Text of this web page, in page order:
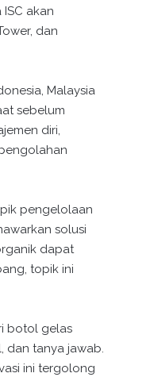
akan
dan
Malaysia
sebelum
diri,
pengelolaan
solusi
dapat
topik ini
botol gelas
dan tanya jawab.
ini tergolong